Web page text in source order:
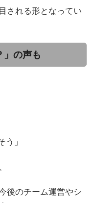
される形となってい
」の声も
う」
後のチーム運営やシ